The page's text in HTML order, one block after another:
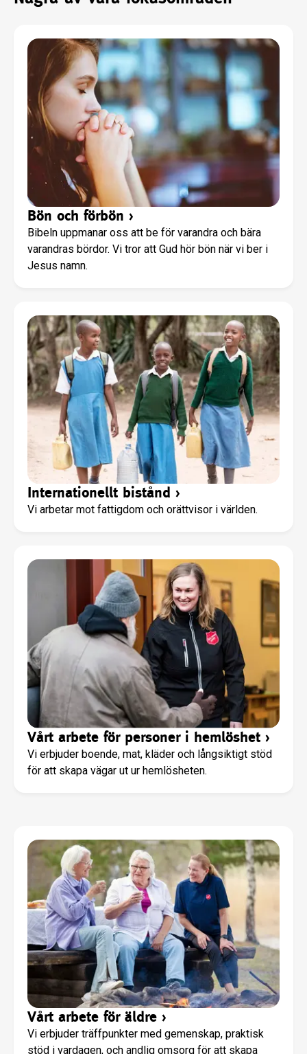
Bön och förbön ›
Bibeln uppmanar oss att be för varandra och bära
varandras bördor. Vi tror att Gud hör bön när vi ber i
Jesus namn.
Internationellt bistånd ›
Vi arbetar mot fattigdom och orättvisor i världen.
Vårt arbete för personer i hemlöshet ›
Vi erbjuder boende, mat, kläder och långsiktigt stöd
för att skapa vägar ut ur hemlösheten.
Vårt arbete för äldre ›
Vi erbjuder träffpunkter med gemenskap, praktisk
stöd i vardagen, och andlig omsorg för att skapa